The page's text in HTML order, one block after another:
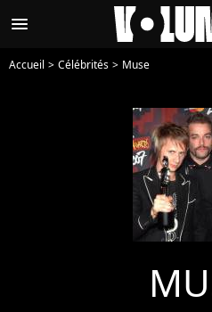
menu
Accueil Célébrités Muse